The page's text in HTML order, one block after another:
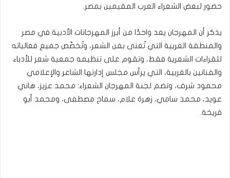
حضور لبعض الشعراء العرب المقيمين بمصر.
يذكر أن المهرجان يعد واحدًا من أبرز المهرجانات الأدبية في مصر
والمنطقة العربية التي تُعنى بفن الشعر، وتُخصَّص جميع فعالياته
للقراءات الشعرية فقط، وتقوم على تنظيمه جمعية شعر للأدباء
والفنانين بالغربية، التي يرأس مجلس إدارتها الشاعر والإعلامي
محمود شرف، وتضم لجنة المهرجان الشعراء: محمد عزيز، هاني
عويد، محمد سامي، زهرة علام، سماح مصطفى، ومحمد أبو
فريخة.